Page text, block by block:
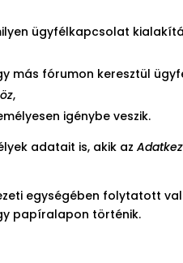
ügyfélkapcsolat
más fórumon keresztül
,
igénybe veszik.
adatait is, akik az
egységében folytatott
papíralapon történik.